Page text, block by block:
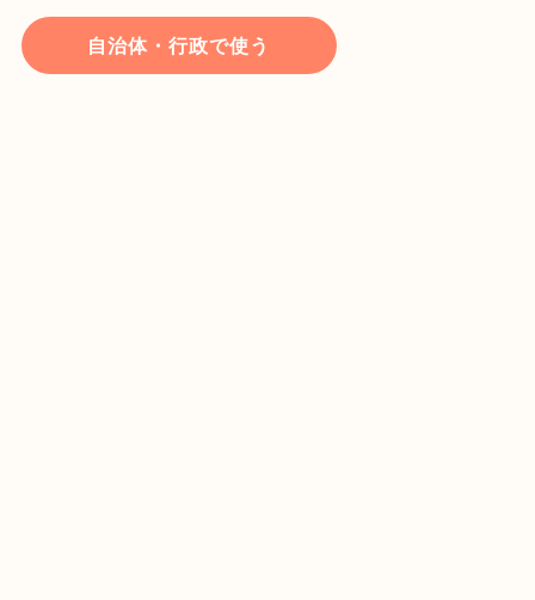
自治体・行政で使う